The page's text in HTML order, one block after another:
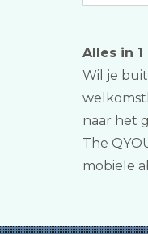
Alles in
Wil je
naar het
The
mobiele